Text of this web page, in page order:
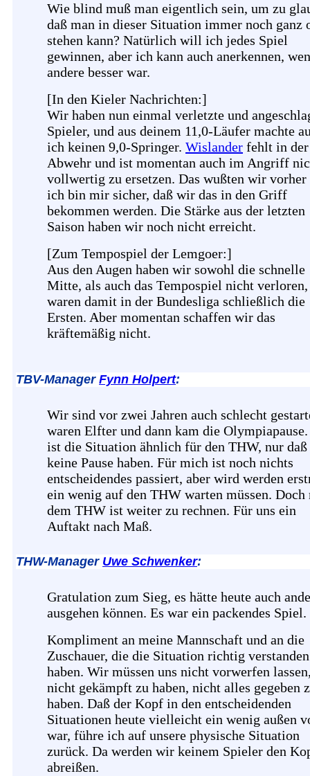
Wie blind muß man eigentlich sein, um zu
daß man in dieser Situation immer noch ganz
stehen kann? Natürlich will ich jedes Spiel
gewinnen, aber ich kann auch anerkennen,
andere besser war.
[In den Kieler Nachrichten:]
Wir haben nun einmal verletzte und
Spieler, und aus deinem 11,0-Läufer machte
ich keinen 9,0-Springer. Wislander fehlt in der
Abwehr und ist momentan auch im Angriff
vollwertig zu ersetzen. Das wußten wir vorher
ich bin mir sicher, daß wir das in den Griff
bekommen werden. Die Stärke aus der letzten
Saison haben wir noch nicht erreicht.
[Zum Tempospiel der Lemgoer:]
Aus den Augen haben wir sowohl die schnelle
Mitte, als auch das Tempospiel nicht
waren damit in der Bundesliga schließlich die
Ersten. Aber momentan schaffen wir das
kräftemäßig nicht.
TBV-Manager Fynn Holpert:
Wir sind vor zwei Jahren auch schlecht
waren Elfter und dann kam die
ist die Situation ähnlich für den THW, nur daß
keine Pause haben. Für mich ist noch nichts
entscheidendes passiert, aber wird werden
ein wenig auf den THW warten müssen.
dem THW ist weiter zu rechnen. Für uns ein
Auftakt nach Maß.
THW-Manager Uwe Schwenker:
Gratulation zum Sieg, es hätte heute auch
ausgehen können. Es war ein packendes Spiel.
Kompliment an meine Mannschaft und an die
Zuschauer, die die Situation richtig verstanden
haben. Wir müssen uns nicht vorwerfen
nicht gekämpft zu haben, nicht alles gegeben
haben. Daß der Kopf in den entscheidenden
Situationen heute vielleicht ein wenig außen
war, führe ich auf unsere physische Situation
zurück. Da werden wir keinem Spieler den
abreißen.